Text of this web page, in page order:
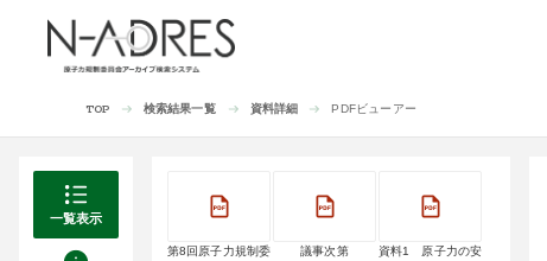
TOP 検索結果一覧 資料詳細 PDFビューアー
一覧表示
第8回原子力規制委
議事次第
資料1 原子力の安